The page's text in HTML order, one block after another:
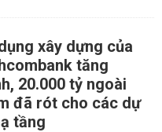
xây dựng của
tăng
20.000 tỷ ngoài
đã rót cho các dự
tầng